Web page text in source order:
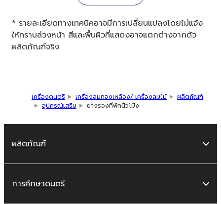
* รายละเอียดทางเทคนิคอาจมีการเปลี่ยนแปลงโดยไม่แจ้ง
ให้ทราบล่วงหน้า สีและพื้นผิวที่แสดงอาจแตกต่างจากตัว
ผลิตภัณฑ์จริง
เครื่องดนตรี เครื่องลมทองเหลือง/ เครื่องลมไม้
ผลิตภัณฑ์
อุปกรณ์เสริม
ยางรองที่พักนิ้วโป้ง
ผลิตภัณฑ์
การศึกษาดนตรี